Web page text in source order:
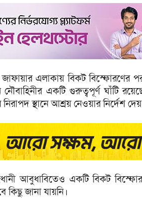
জাফায়ার এলাকায় বিকট
একটি গুরুত্বপূর্ণ ঘাঁটি
স্থানে আশ্রয় নেওয়ার নির্দেশ
আবুধাবিতেও একটি বিকট
কিছু জানা যায়নি।